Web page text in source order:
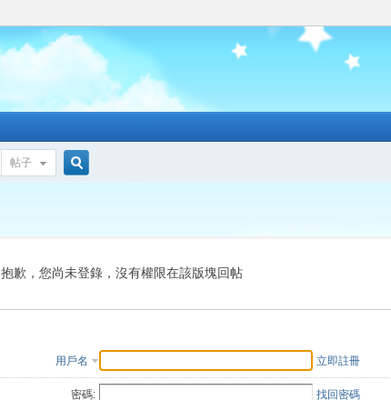
帖子
索
抱歉，您尚未登錄，沒有權限在該版塊回帖
用戶名 立即註冊
密碼: 找回密碼